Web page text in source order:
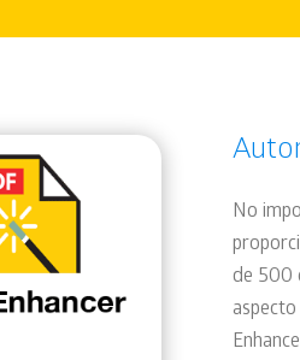
No
de 500